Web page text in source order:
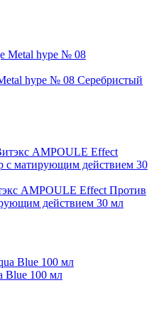
hype № 08 Серебристый
AMPOULE Effect Против
действием 30 мл
Blue 100 мл